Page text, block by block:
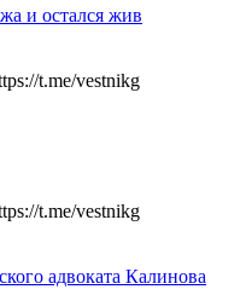
и остался жив
t.me/vestnikg
t.me/vestnikg
адвоката Калинова